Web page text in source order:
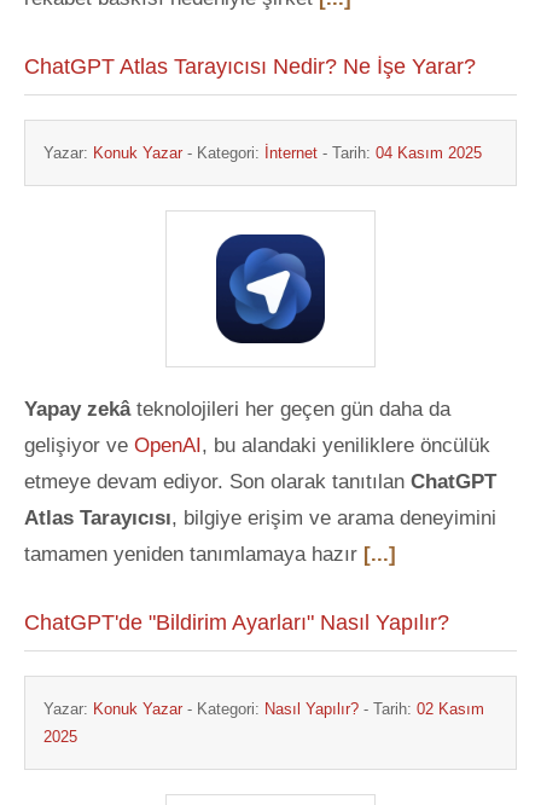
ChatGPT Atlas Tarayıcısı Nedir? Ne İşe Yarar?
Yazar: Konuk Yazar - Kategori: İnternet - Tarih: 04 Kasım 2025
Yapay zekâteknolojileri her geçen gün daha da
gelişiyor ve OpenAI, bu alandaki yeniliklere öncülük
etmeye devam ediyor. Son olarak tanıtılan ChatGPT
Atlas Tarayıcısı, bilgiye erişim ve arama deneyimini
tamamen yeniden tanımlamaya hazır [...]
ChatGPT'de "Bildirim Ayarları" Nasıl Yapılır?
Yazar: Konuk Yazar - Kategori: Nasıl Yapılır? - Tarih: 02 Kasım
2025